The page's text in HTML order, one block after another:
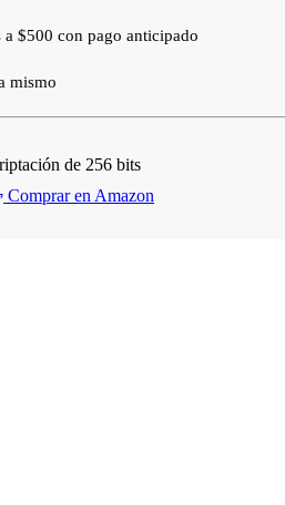
a $500 con pago anticipado
mismo
de 256 bits
Comprar en Amazon